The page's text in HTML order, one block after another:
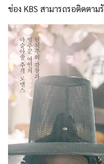
ช่อง KBS สามารถรอติดตา